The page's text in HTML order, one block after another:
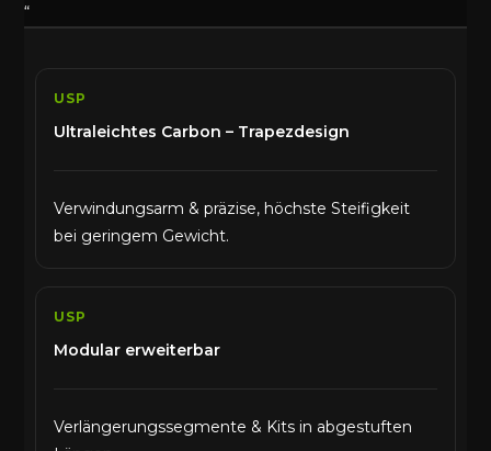
“
USP
Ultraleichtes Carbon – Trapezdesign
Verwindungsarm & präzise, höchste Steifigkeit
bei geringem Gewicht.
USP
Modular erweiterbar
Verlängerungssegmente & Kits in abgestuften